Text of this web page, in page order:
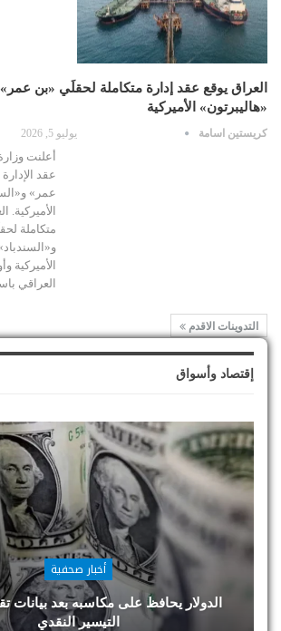
العراق يوقع عقد إدارة متكاملة لحقلَي «بن
«هاليبرتون» الأميركية
كريستين اسامة يوليو 5, 2026
أعلنت
عقد
عمر»
الأميركية.
متكاملة
الأميركية
العراقي
التدوينات الاقدم
إقتصاد وأسواق
أخبار صحفية
الدولار يحافظ على مكاسبه بعد بيانات
التيسير النقدي